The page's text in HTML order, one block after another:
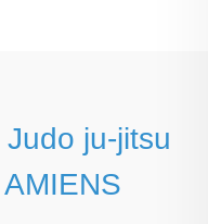
Judo ju-jitsu
AMIENS